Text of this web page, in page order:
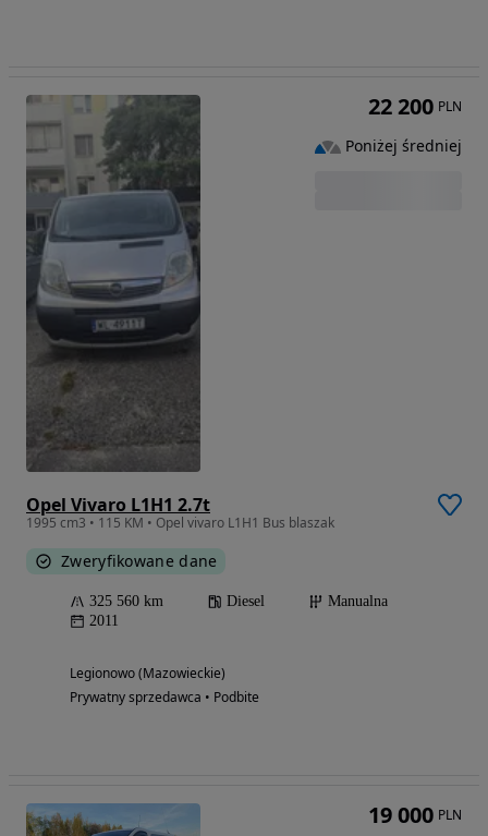
Opel Vivaro L1H1 2.7t
1995 cm3 • 115 KM • Opel vivaro L1H1 Bus blaszak
Zweryfikowane dane
325 560 km Diesel
Manualna
2011
Legionowo (Mazowieckie)
Prywatny sprzedawca • Podbite
22 200 PLN
Poniżej średniej
19 000 PLN